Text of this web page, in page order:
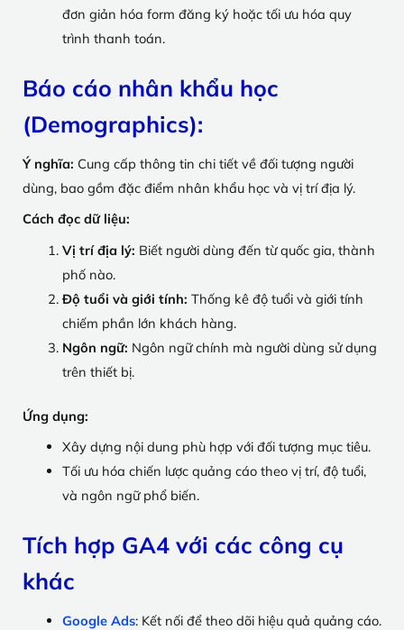
đơn giản hóa form đăng ký hoặc tối ưu hóa quy
trình thanh toán.
Báo cáo nhân khẩu học
(Demographics):
Ý nghĩa: Cung cấp thông tin chi tiết về đối tượng người
dùng, bao gồm đặc điểm nhân khẩu học và vị trí địa lý.
Cách đọc dữ liệu:
Vị trí địa lý: Biết người dùng đến từ quốc gia, thành
phố nào.
Độ tuổi và giới tính: Thống kê độ tuổi và giới tính
chiếm phần lớn khách hàng.
Ngôn ngữ: Ngôn ngữ chính mà người dùng sử dụng
trên thiết bị.
Ứng dụng:
Xây dựng nội dung phù hợp với đối tượng mục tiêu.
Tối ưu hóa chiến lược quảng cáo theo vị trí, độ tuổi,
và ngôn ngữ phổ biến.
Tích hợp GA4 với các công cụ
khác
Google Ads: Kết nối để theo dõi hiệu quả quảng cáo.